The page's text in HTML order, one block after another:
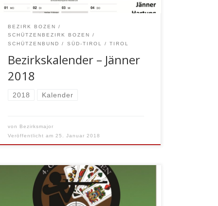
Wintermonat oder Wolfsmonat.
BEZIRK BOZEN
SCHÜTZENBEZIRK BOZEN
SCHÜTZENBUND
SÜD-TIROL TIROL
Bezirkskalender – Jänner
2018
2018 Kalender
von Bezirksmajor
Veröffentlicht am 25. Januar 2018
Die Schützenkompanie Wolkenstein in
Gröden lädt auch heuer unter dem Motto